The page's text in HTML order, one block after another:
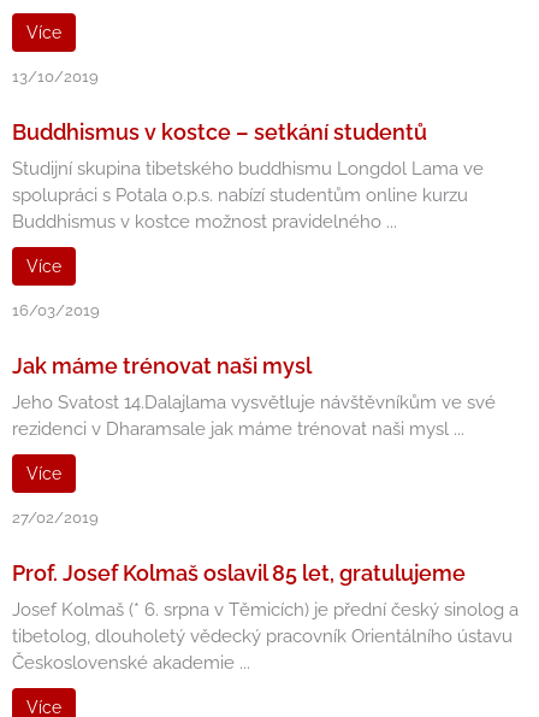
Více
13/10/2019
Buddhismus v kostce – setkání studentů
Studijní skupina tibetského buddhismu Longdol Lama ve
spolupráci s Potala o.p.s. nabízí studentům online kurzu
Buddhismus v kostce možnost pravidelného ...
Více
16/03/2019
Jak máme trénovat naši mysl
Jeho Svatost 14.Dalajlama vysvětluje návštěvníkům ve své
rezidenci v Dharamsale jak máme trénovat naši mysl ...
Více
27/02/2019
Prof. Josef Kolmaš oslavil 85 let, gratulujeme
Josef Kolmaš (* 6. srpna v Těmicích) je přední český sinolog a
tibetolog, dlouholetý vědecký pracovník Orientálního ústavu
Československé akademie ...
Více